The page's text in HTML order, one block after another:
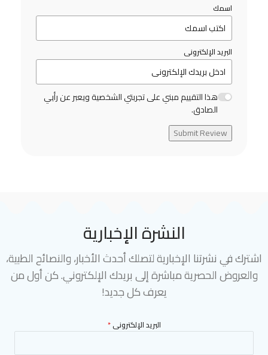
اسمك
البريد الإلكترونى
هذا التقييم مبني على تجربتي الشخصية ويعبر عن رأيي
الصادق.
Submit Review
النشرة الإخبارية
اشترك في نشرتنا الإخبارية لتصلك أحدث الأخبار، والنصائح الطبية،
والعروض الحصرية مباشرة إلى بريدك الإلكتروني. كن أول من
يعرف كل جديد!
البريد الإلكترونى*